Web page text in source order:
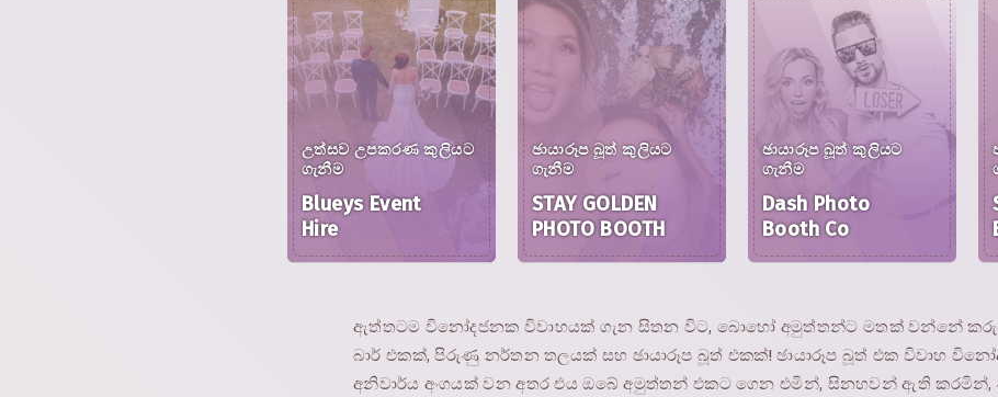
උත්සව උපකරණ කුලියට
ගැනීම
Blueys Event
Hire
ඡායාරූප බූත් කුලියට
ගැනීම
STAY GOLDEN
PHOTO BOOTH
ඡායාරූප බූත් කුලියට
ගැනීම
Dash Photo
Booth Co
ඇත්තටම විනෝදජනක විවාහයක් ගැන සිතන විට, බොහෝ අමුත්තන්ට මතක් වන්නේ
බාර් එකක්, පිරුණු නර්තන තලයක් සහ ඡායාරූප බූත් එකක්! ඡායාරූප බූත් එක විවාහ
අනිවාර්ය අංගයක් වන අතර එය ඔබේ අමුත්තන් එකට ගෙන එමින්, සිනහවන් ඇති කරමින්,